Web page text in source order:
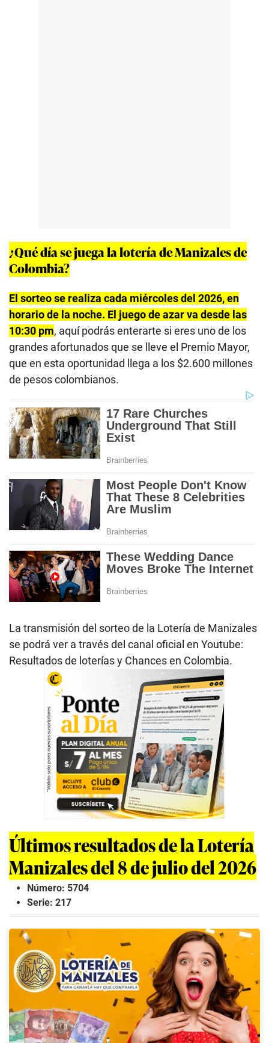
¿Qué día se juega la lotería de Manizales de
Colombia?
El sorteo se realiza cada miércoles del 2026, en
horario de la noche. El juego de azar va desde las
10:30 pm, aquí podrás enterarte si eres uno de los
grandes afortunados que se lleve el Premio Mayor,
que en esta oportunidad llega a los $2.600 millones
de pesos colombianos.
La transmisión del sorteo de la Lotería de Manizales
se podrá ver a través del canal oficial en Youtube:
Resultados de loterías y Chances en Colombia.
Últimos resultados de la Lotería
Manizales del 8 de julio del 2026
Número: 5704
Serie: 217